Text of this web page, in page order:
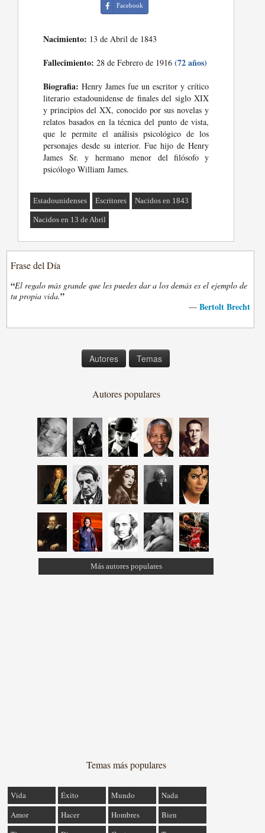
Facebook
Nacimiento: 13 de Abril de 1843
Fallecimiento: 28 de Febrero de 1916(72 años)
Biografia: Henry James fue un escritor y crítico
literario estadounidense de finales del siglo XIX
y principios del XX, conocido por sus novelas y
relatos basados en la técnica del punto de vista,
que le permite el análisis psicológico de los
personajes desde su interior. Fue hijo de Henry
James Sr. y hermano menor del filósofo y
psicólogo William James.
Estadounidenses Escritores Nacidos en 1843
Nacidos en 13 de Abril
Frase del Día
“El regalo más grande que les puedes dar a los demás es el ejemplo de
tu propia vida.”
— Bertolt Brecht
Autores Temas
Autores populares
Más autores populares
Temas más populares
Vida Éxito Mundo
Nada
Amor
Hacer Hombres
Bien